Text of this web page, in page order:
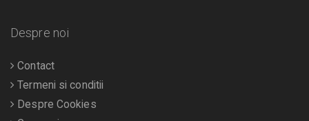
Despre noi
Contact
Termeni si conditii
Despre Cookies